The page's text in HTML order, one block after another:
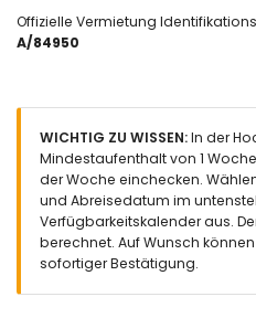
9,0" Aus 24 Bewertungen.
besonders den beeindruckenden
Warum Casa Elena
Traumhafter Meerblick —
Terrassen und dem Garten
Küstenlinie von Fuengirola und
Offizielle Vermietung
A/84950
WICHTIG ZU WISSEN:In der
Mindestaufenthalt von 1
der Woche einchecken.
und Abreisedatum im
Verfügbarkeitskalender aus.
berechnet. Auf Wunsch
sofortiger Bestätigung.